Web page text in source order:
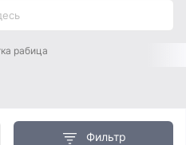
рабица
Фильтр